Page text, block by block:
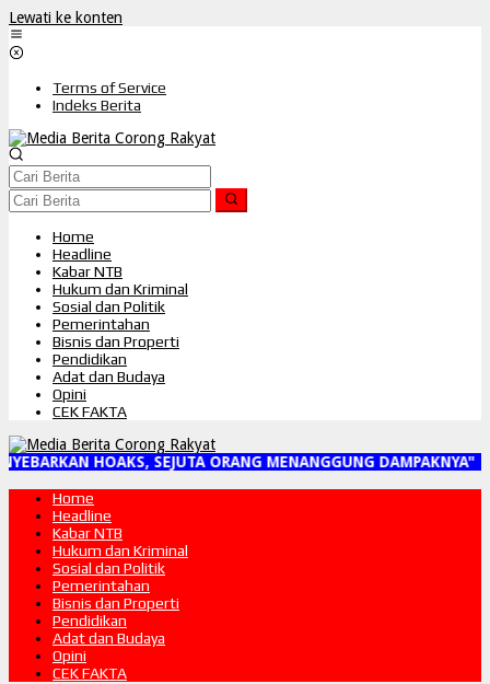
Lewati ke konten
Terms of Service
Indeks Berita
Home
Headline
Kabar NTB
Hukum dan Kriminal
Sosial dan Politik
Pemerintahan
Bisnis dan Properti
Pendidikan
Adat dan Budaya
Opini
CEK FAKTA
HOAKS, SEJUTA ORANG MENANGGUNG DAMPAKNYA"
Home
Headline
Kabar NTB
Hukum dan Kriminal
Sosial dan Politik
Pemerintahan
Bisnis dan Properti
Pendidikan
Adat dan Budaya
Opini
CEK FAKTA